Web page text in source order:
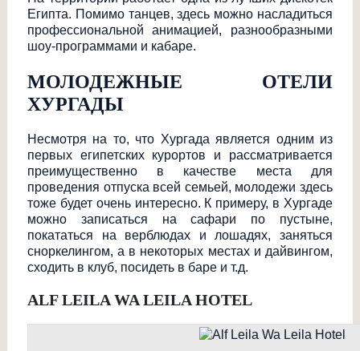
Египта. Помимо танцев, здесь можно насладиться
профессиональной анимацией, разнообразными
шоу-программами и кабаре.
МОЛОДЕЖНЫЕ ОТЕЛИ
ХУРГАДЫ
Несмотря на то, что Хургада является одним из
первых египетских курортов и рассматривается
преимущественно в качестве места для
проведения отпуска всей семьей, молодежи здесь
тоже будет очень интересно. К примеру, в Хургаде
можно записаться на сафари по пустыне,
покататься на верблюдах и лошадях, заняться
сноркелингом, а в некоторых местах и дайвингом,
сходить в клуб, посидеть в баре и т.д.
ALF LEILA WA LEILA HOTEL